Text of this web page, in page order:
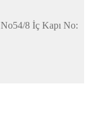
8 İç Kapı No: